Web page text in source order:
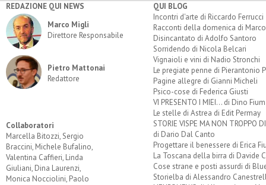
REDAZIONE QUI NEWS
Marco Migli
Direttore Responsabile
Pietro Mattonai
Redattore
Collaboratori
Marcella Bitozzi, Sergio
Braccini, Michele Bufalino,
Valentina Caffieri, Linda
Giuliani, Dina Laurenzi,
Monica Nocciolini, Paolo
QUI BLOG
Incontri d'arte di Riccardo Ferrucci
Racconti della domenica di
Disincantato di Adolfo Santoro
Sorridendo di Nicola Belcari
Vignaioli e vini di Nadio Stronchi
Le pregiate penne di Pierantonio
Pagine allegre di Gianni Micheli
Psico-cose di Federica Giusti
VI PRESENTO I MIEI... di Dino
Le stelle di Astrea di Edit Permay
STORIE VISPE MA NON TROPPO
di Dario Dal Canto
Progettare il benessere di Erica
La Toscana della birra di Davide
Cose strane e posti assurdi di
Storielba di Alessandro